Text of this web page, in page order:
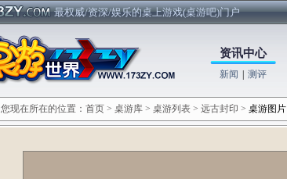
最权威/资深/娱乐的桌上游戏(桌游吧)门户
资讯中心
新闻 测评
您现在所在的位置： 首页 > 桌游库 > 桌游列表 > 远古封印 > 桌游图片